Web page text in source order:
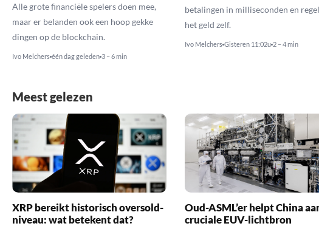
Alle grote financiële spelers doen mee,
maar er belanden ook een hoop gekke
dingen op de blockchain.
Ivo Melchers één dag geleden 3 – 6 min
betalingen in milliseconden en
het geld zelf.
Ivo Melchers Gisteren 11:02u 2 – 4 min
Meest gelezen
XRP bereikt historisch oversold-
niveau: wat betekent dat?
Oud-ASML’er helpt China
cruciale EUV-lichtbron